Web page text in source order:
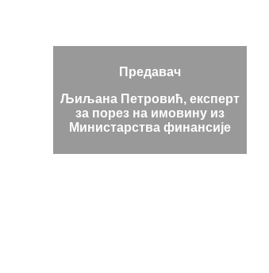
Предавач
Љиљана Петровић, експерт
за порез на имовину из
Министарства финансије